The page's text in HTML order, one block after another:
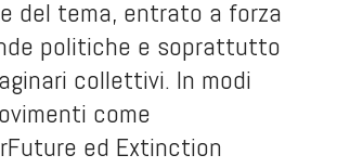
del tema, entrato a forza
politiche e soprattutto
collettivi. In modi
come
ed Extinction